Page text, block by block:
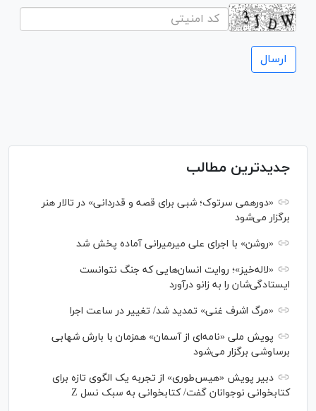
جدیدترین مطالب
«دورهمی سرتوک؛ شبی برای قصه و قدردانی» در تالار هنر
برگزار می‌شود
«روشن» با اجرای علی میرمیرانی آماده پخش شد
«لاله‌خیز»؛ روایت انسان‌هایی که جنگ نتوانست
ایستادگی‌شان را به زانو درآورد
«مرگ اشرف غنی» تمدید شد/ تغییر در ساعت اجرا
پویش ملی «نامه‌ای از آسمان» همزمان با بارش شهابی
برساوشی برگزار می‌شود
دبیر پویش «هیس‌طوری» از تجربه یک الگوی تازه برای
کتابخوانی نوجوانان گفت/ کتابخوانی به سبک نسل Z